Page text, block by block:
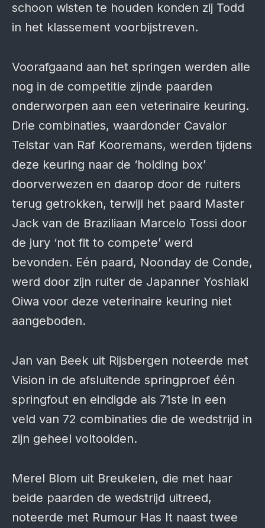
schoon wisten te houden konden zij Todd
in het klassement voorbijstreven.
Voorafgaand aan het springen werden alle
nog in de competitie zijnde paarden
onderworpen aan een veterinaire keuring.
Drie combinaties, waardonder Cavalor
Telstar van Raf Kooremans, werden tijdens
deze keuring naar de ‘holding box’
doorverwezen en daarop door de ruiters
terug getrokken, terwijl het paard Master
Jack van de Braziliaan Marcelo Tossi door
de jury ‘not fit to compete’ werd
bevonden. Eén paard, Noonday de Conde,
werd door zijn ruiter de Japanner Yoshiaki
Oiwa voor deze veterinaire keuring niet
aangeboden.
Jan van Beek uit Rijsbergen noteerde met
Vision in de afsluitende springproef één
springfout en eindigde als 71ste in een
veld van 72 combinaties die de wedstrijd in
zijn geheel voltooiden.
Merel Blom uit Breukelen, die met haar
beide paarden de wedstrijd uitreed,
noteerde met Rumour Has It naast twee